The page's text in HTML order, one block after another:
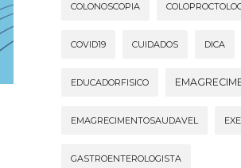
COLONOSCOPIA
COVID19 CUIDADOS DICA
EDUCADORFISICO
EMAGRECIMENTOSAUDAVEL
GASTROENTEROLOGISTA